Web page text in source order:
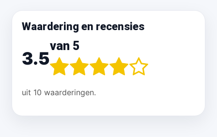
Waardering en recensies
3.5
van 5
uit 10 waarderingen.